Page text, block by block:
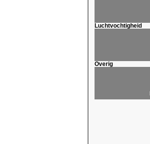
Luchtvochtigheid
Overig